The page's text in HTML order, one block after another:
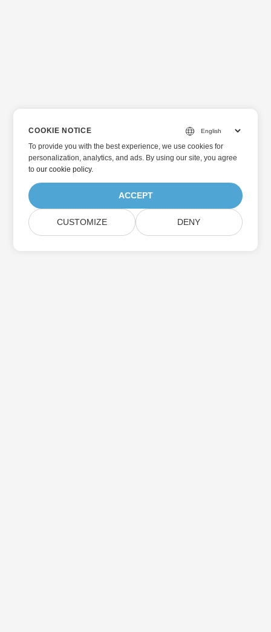
COOKIE NOTICE
To provide you with the best experience, we use cookies for
personalization, analytics, and ads. By using our site, you agree
toour cookie policy.
ACCEPT
CUSTOMIZE DENY